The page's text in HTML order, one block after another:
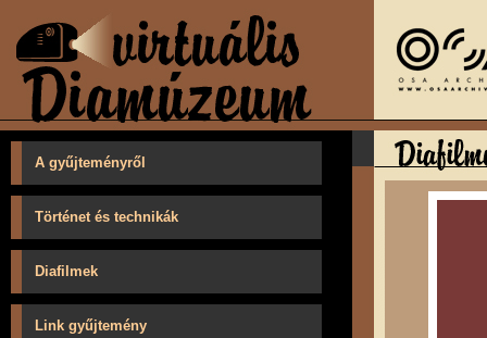
A gyűjteményről
Történet és technikák
Diafilmek
Link gyűjtemény